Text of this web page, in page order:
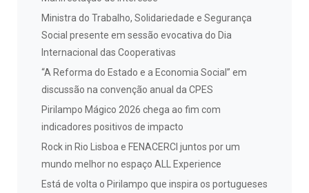
Ministra do Trabalho, Solidariedade e Segurança
Social presente em sessão evocativa do Dia
Internacional das Cooperativas
“A Reforma do Estado e a Economia Social” em
discussão na convenção anual da CPES
Pirilampo Mágico 2026 chega ao fim com
indicadores positivos de impacto
Rock in Rio Lisboa e FENACERCI juntos por um
mundo melhor no espaço ALL Experience
Está de volta o Pirilampo que inspira os portugueses